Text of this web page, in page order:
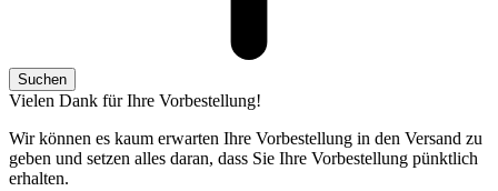
Suchen
Vielen Dank für Ihre Vorbestellung!
Wir können es kaum erwarten Ihre Vorbestellung in den Versand zu
geben und setzen alles daran, dass Sie Ihre Vorbestellung pünktlich
erhalten.